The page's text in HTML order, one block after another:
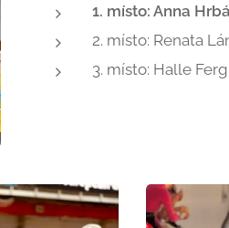
1. místo: Anna
2. místo: Renata
3. místo: Halle